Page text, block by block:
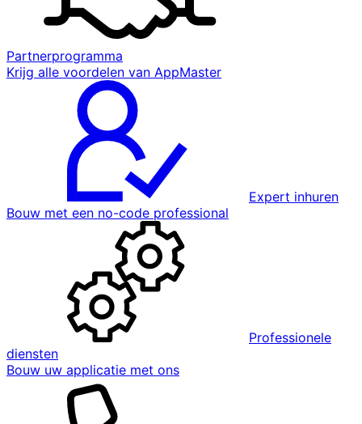
Partnerprogramma
Krijg alle voordelen van AppMaster
Expert inhuren
Bouw met een no-code professional
Professionele
diensten
Bouw uw applicatie met ons